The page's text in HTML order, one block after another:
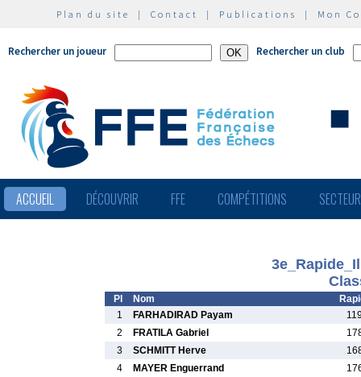
Plan du site | Contact | Publications | Mon
Rechercher un joueur Rechercher un club
ACCUEIL DÉCOUVRIR FFE COMPÉTITIONS
Pl Nom
1
FARHADIRAD Payam
2
FRATILA Gabriel
3
SCHMITT Herve
4
MAYER Enguerrand